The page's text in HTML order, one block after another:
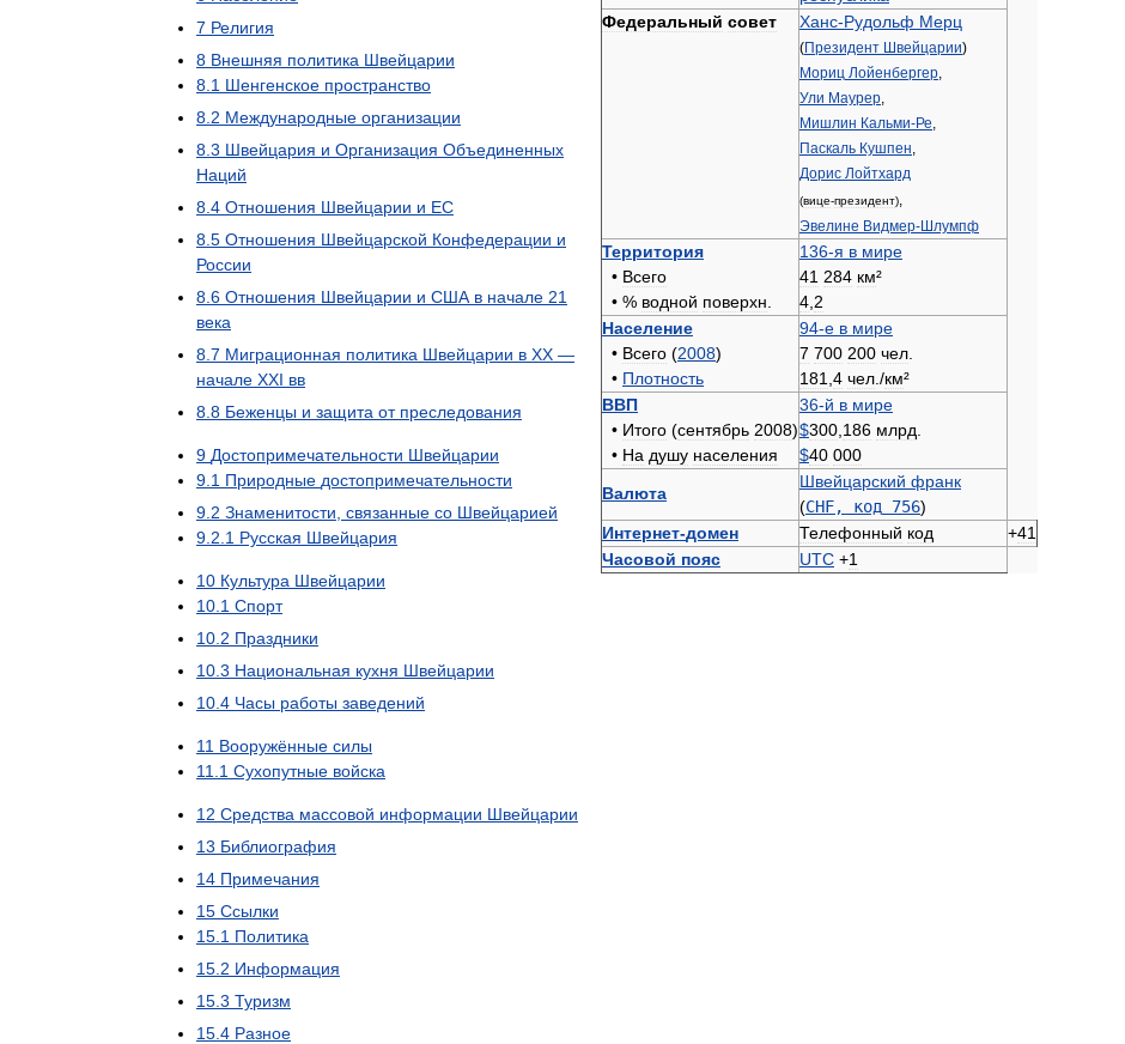
Федеральный совет Ханс-Рудольф Мерц
(Президент Швейцарии)
Мориц Лойенбергер
Ули Маурер
Мишлин Кальми-Ре
Паскаль Кушпен
Дорис Лойтхард
(вице-президент)
Эвелине Видмер-Шлумпф
Территория
• Всего
• % водной поверхн
136-я в мире
41 284 км²
4 2
Население
• Всего (2008)
• Плотность
94-е в мире
7 700 200 чел
181 4 чел ./км²
ВВП
• Итого (сентябрь 2008)
• На душу населения
36-й в мире
$300 186 млрд
$40 000
Валюта
Швейцарский франк
(CHF, код 756)
Интернет-домен Телефонный код +41
Часовой пояс UTC +1
7 Религия
8 Внешняя политика Швейцарии
8 1 Шенгенское пространство
8 2 Международные организации
8 3 Швейцария и Организация Объединенных
Наций
8 4 Отношения Швейцарии и ЕС
8 5 Отношения Швейцарской Конфедерации и
России
8 6 Отношения Швейцарии и США в начале 21
века
8 7 Миграционная политика Швейцарии в XX —
начале XXI вв
8 8 Беженцы и защита от преследования
9 Достопримечательности Швейцарии
9 1 Природные достопримечательности
9 2 Знаменитости связанные со Швейцарией
9 2 1 Русская Швейцария
10 Культура Швейцарии
10 1 Спорт
10 2 Праздники
10 3 Национальная кухня Швейцарии
10 4 Часы работы заведений
11 Вооружённые силы
11 1 Сухопутные войска
12 Средства массовой информации Швейцарии
13 Библиография
14 Примечания
15 Ссылки
15 1 Политика
15 2 Информация
15 3 Туризм
15 4 Разное